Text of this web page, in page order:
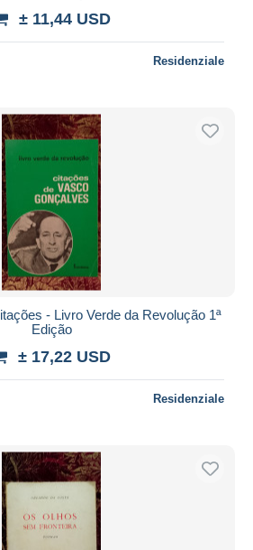
± 11,44 USD
Residenziale
- Livro Verde da Revolução 1ª
Edição
± 17,22 USD
Residenziale